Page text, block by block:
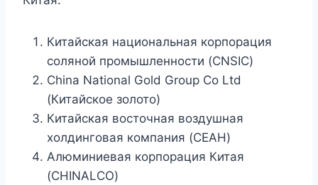
Китайская национальная корпорация
соляной промышленности (CNSIC)
China National Gold Group Co Ltd
(Китайское золото)
Китайская восточная воздушная
холдинговая компания (CEAH)
Алюминиевая корпорация Китая
(CHINALCO)